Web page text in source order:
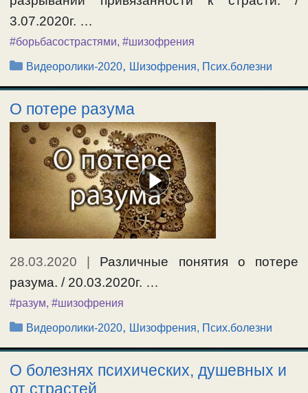
3.07.2020г. …
#борьбасострастями, #шизофрения
Рубрики
Видеоролики-2020, Шизофрения, Псих.болезни
О потере разума
28.03.2020
Различные понятия о потере
разума. / 20.03.2020г. …
#разум, #шизофрения
Рубрики
Видеоролики-2020, Шизофрения, Псих.болезни
О болезнях психических, душевных и
от страстей